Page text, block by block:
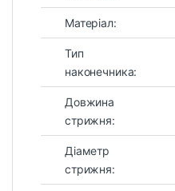
Матеріал:
Тип
наконечника:
Довжина
стрижня:
Діаметр
стрижня: